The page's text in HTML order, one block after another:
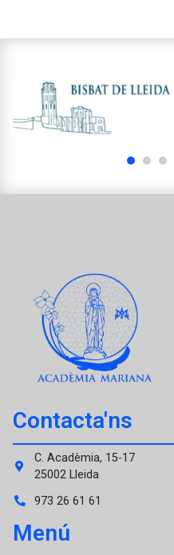
Contacta'ns
C. Acadèmia, 15-17
25002 Lleida
973 26 61 61
Menú